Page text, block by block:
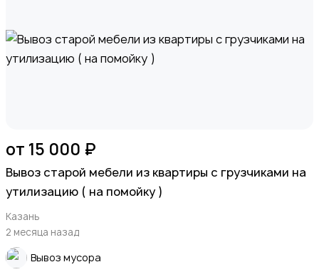
от 15 000 ₽
Вывоз старой мебели из квартиры с грузчиками на
утилизацию ( на помойку )
Казань
2 месяца назад
Вывоз мусора